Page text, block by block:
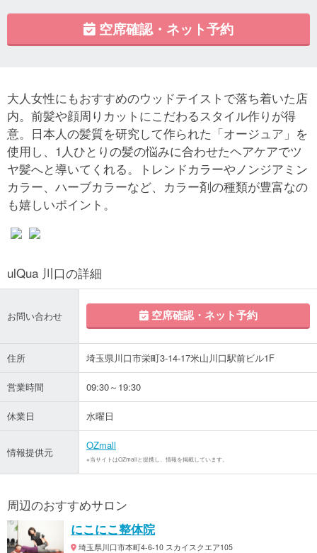
空席確認・ネット予約
大人女性にもおすすめのウッドテイストで落ち着いた店
内。前髪や顔周りカットにこだわるスタイル作りが得
意。日本人の髪質を研究して作られた「オージュア」を
使用し、1人ひとりの髪の悩みに合わせたヘアケアでツ
ヤ髪へと導いてくれる。トレンドカラーやノンジアミン
カラー、ハーブカラーなど、カラー剤の種類が豊富なの
も嬉しいポイント。
ulQua 川口の詳細
お問い合わせ 空席確認・ネット予約
住所 埼玉県川口市栄町3-14-17米山川口駅前ビル1F
営業時間 09:30～19:30
休業日 水曜日
情報提供元
OZmall
※当サイトはOZmallと提携し、情報を掲載しています。
周辺のおすすめサロン
にこにこ整体院
埼玉県川口市本町4-6-10 スカイスクエア105